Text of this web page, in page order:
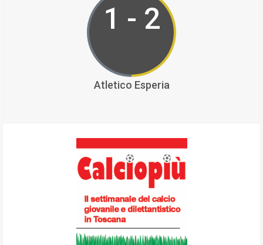
1 - 2
Atletico Esperia